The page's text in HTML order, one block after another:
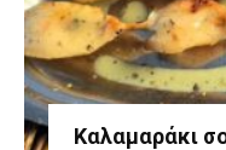
Καλαμαράκι